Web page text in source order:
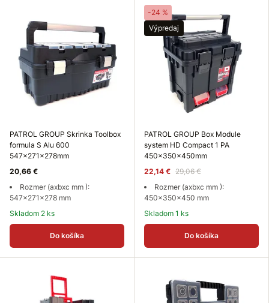
PATROL GROUP Skrinka Toolbox
formula S Alu 600
547x271x278mm
20,66 €
Rozmer (axbxc mm ):
547x271x278 mm
Skladom 2 ks
Do košíka
-24 %
Výpredaj
PATROL GROUP Box Module
system HD Compact 1 PA
450x350x450mm
22,14 € 29,06 €
Rozmer (axbxc mm ):
450x350x450 mm
Skladom 1 ks
Do košíka